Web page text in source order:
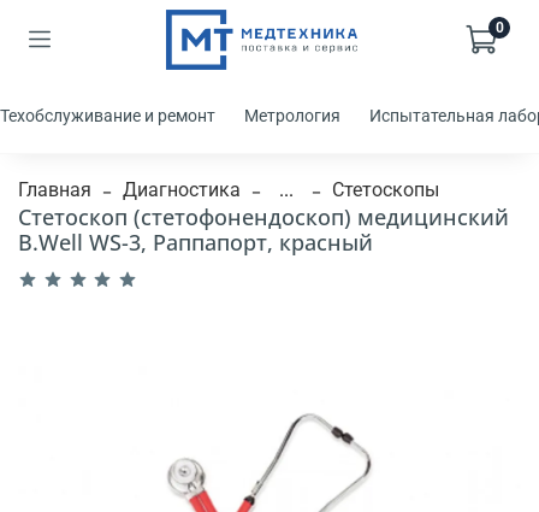
0
Техобслуживание и ремонт Метрология Испытательная
Главная Диагностика ... Стетоскопы
Стетоскоп (стетофонендоскоп) медицинский
B.Well WS-3, Раппапорт, красный